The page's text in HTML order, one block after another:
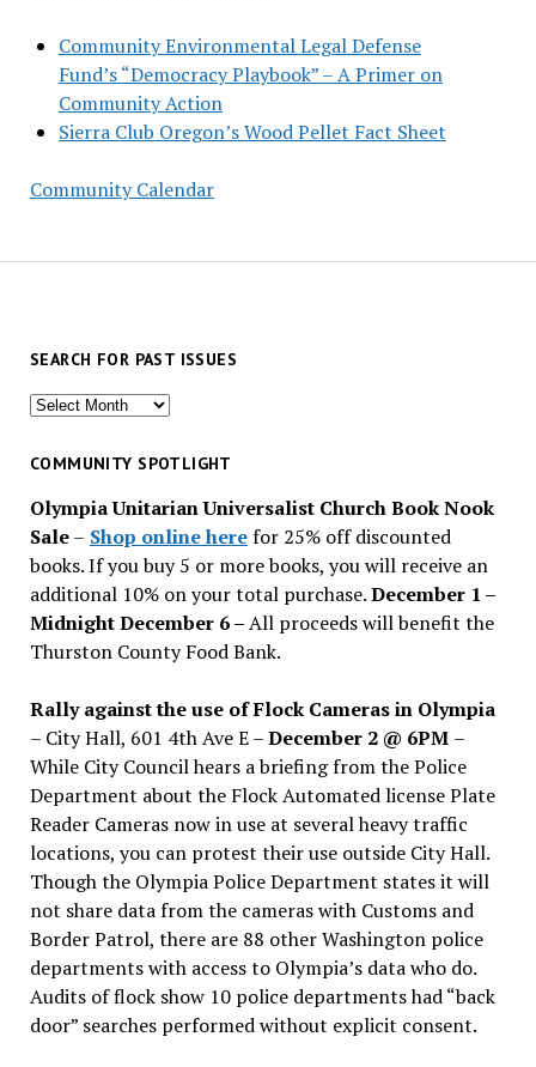
Community Environmental Legal Defense
Fund’s “Democracy Playbook” – A Primer on
Community Action
Sierra Club Oregon’s Wood Pellet Fact Sheet
Community Calendar
SEARCH FOR PAST ISSUES
Search
past
COMMUNITY SPOTLIGHT
Olympia Unitarian Universalist Church Book Nook
Sale– Shop online herefor 25% off discounted
books. If you buy 5 or more books, you will receive an
additional 10% on your total purchase.December 1 –
Midnight December 6 –All proceeds will benefit the
Thurston County Food Bank.
Rally against the use of Flock Cameras in Olympia
– City Hall, 601 4th Ave E –December 2 @ 6PM –
While City Council hears a briefing from the Police
Department about the Flock Automated license Plate
Reader Cameras now in use at several heavy traffic
locations, you can protest their use outside City Hall.
Though the Olympia Police Department states it will
not share data from the cameras with Customs and
Border Patrol, there are 88 other Washington police
departments with access to Olympia’s data who do.
Audits of flock show 10 police departments had “back
door” searches performed without explicit consent.